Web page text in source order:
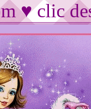
♥ clic